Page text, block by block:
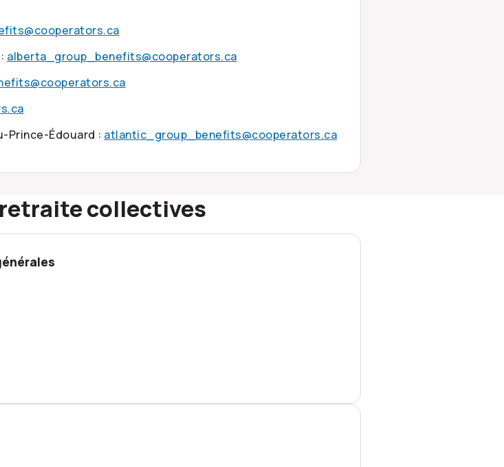
alberta_group_benefits@cooperators.ca
Prince-Édouard : atlantic_group_benefits@cooperators.ca
collectives